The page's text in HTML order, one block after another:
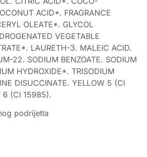
ACID*. FRAGRANCE
OLEATE*. GLYCOL
VEGETABLE
LAURETH-3. MALEIC ACID.
22. SODIUM BENZOATE. SODIUM
HYDROXIDE*. TRISODIUM
DISUCCINATE. YELLOW 5 (CI
6 (CI 15985).
podrijetla